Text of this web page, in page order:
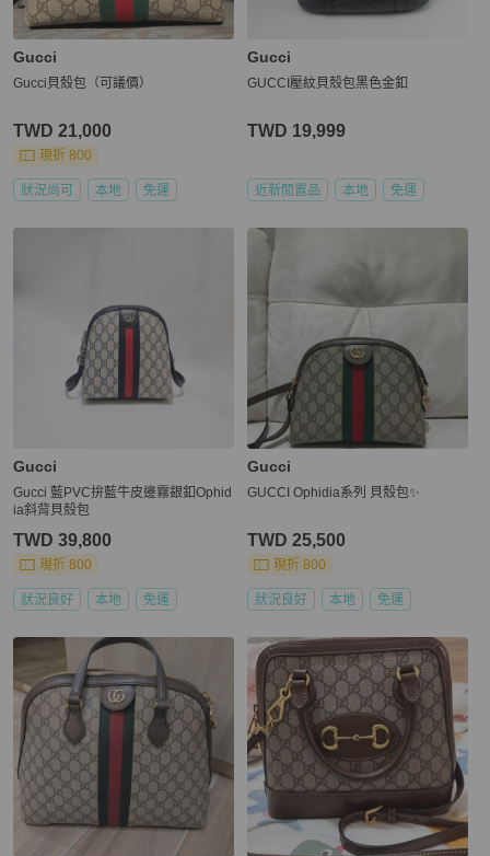
Gucci
Gucci貝殼包（可議價）
TWD 21,000
現折 800
狀況尚可 本地 免運
Gucci
GUCCI壓紋貝殼包黑色金釦
TWD 19,999
近新閒置品 本地 免運
Gucci
Gucci 藍PVC拚藍牛皮邊霧銀釦Ophid
ia斜背貝殼包
TWD 39,800
現折 800
狀況良好 本地 免運
Gucci
GUCCI Ophidia系列 貝殼包✨
TWD 25,500
現折 800
狀況良好 本地 免運